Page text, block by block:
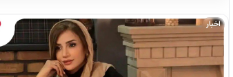
اخبار